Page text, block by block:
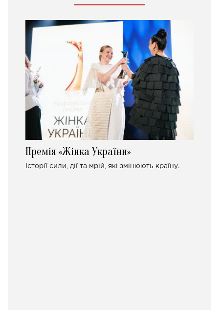
Премія «Жінка України»
Історії сили, дії та мрій, які змінюють країну.